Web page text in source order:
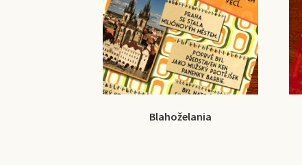
Blahoželania